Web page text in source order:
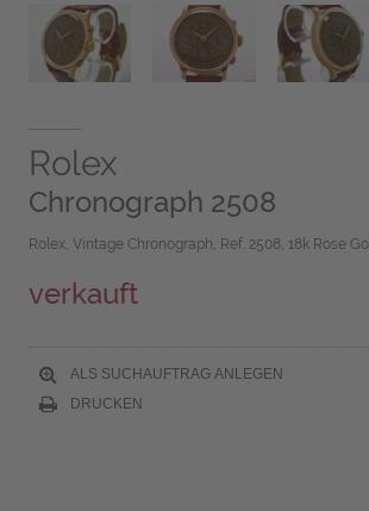
Rolex
Chronograph 2508
Rolex, Vintage Chronograph, Ref. 2508, 18k Rose
verkauft
ALS SUCHAUFTRAG ANLEGEN
DRUCKEN